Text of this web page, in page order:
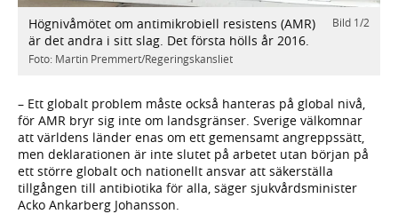
Bild 1/2
Högnivåmötet om antimikrobiell resistens (AMR)
är det andra i sitt slag. Det första hölls år 2016.
Foto: Martin Premmert/Regeringskansliet
– Ett globalt problem måste också hanteras på global nivå,
för AMR bryr sig inte om landsgränser. Sverige välkomnar
att världens länder enas om ett gemensamt angreppssätt,
men deklarationen är inte slutet på arbetet utan början på
ett större globalt och nationellt ansvar att säkerställa
tillgången till antibiotika för alla, säger sjukvårdsminister
Acko Ankarberg Johansson.